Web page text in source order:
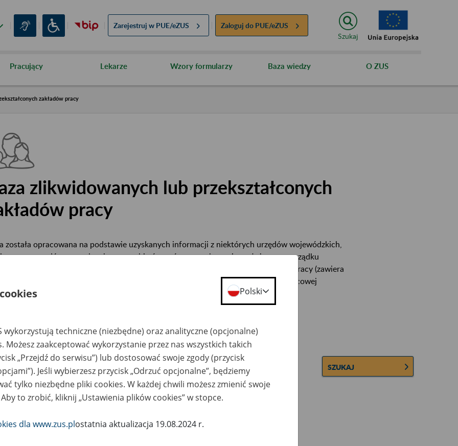
Zarejestruj w PUE/eZUS Zaloguj do PUE/eZUS
Szukaj
Pracujący Lekarze Wzory formularzy Baza wiedzy O ZUS
zakładów pracy
zlikwidowanych lub przekształconych
pracy
została opracowana na podstawie uzyskanych informacji z niektórych urzędów wojewódzkich,
urzędów centralnych oraz archiwów państwowych, zawiera ułożone w porządku
informacje na temat zlikwidowanych bądź przekształconych zakładów pracy (zawiera
informacje o miejscu przechowywania dokumentacji osobowej lub osobowej i płacowej
tych zakładów).
można przesyłać poprzez formularz umieszczony poniżej.
zakładu pracy: SZUKAJ
uwagi można przesyłać poprzezformularz
Wyświetl wszystkie
Polski
wykorzystują techniczne (niezbędne) oraz analityczne (opcjonalne)
Możesz zaakceptować wykorzystanie przez nas wszystkich takich
„Przejdź do serwisu”) lub dostosować swoje zgody (przycisk
Jeśli wybierzesz przycisk „Odrzuć opcjonalne”, będziemy
tylko niezbędne pliki cookies. W każdej chwili możesz zmienić swoje
to zrobić, kliknij „Ustawienia plików cookies” w stopce.
dla www.zus.plostatnia aktualizacja 19.08.2024 r.